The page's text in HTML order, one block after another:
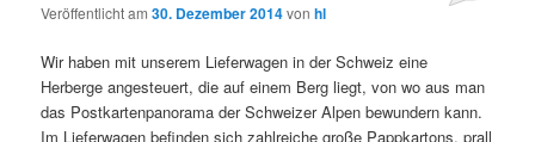
Veröffentlicht am30. Dezember 2014vonhl
Wir haben mit unserem Lieferwagen in der Schweiz eine
Herberge angesteuert, die auf einem Berg liegt, von wo aus man
das Postkartenpanorama der Schweizer Alpen bewundern kann.
Im Lieferwagen befinden sich zahlreiche große Pappkartons, prall